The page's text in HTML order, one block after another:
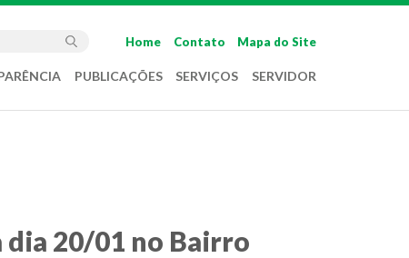
Home Contato Mapa do Site
PUBLICAÇÕES SERVIÇOS SERVIDOR
20/01 no Bairro